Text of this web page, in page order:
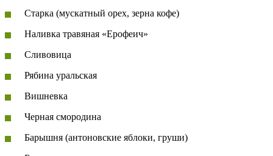
Старка (мускатный орех, зерна кофе)
Наливка травяная «Ерофеич»
Сливовица
Рябина уральская
Вишневка
Черная смородина
Барышня (антоновские яблоки, груши)